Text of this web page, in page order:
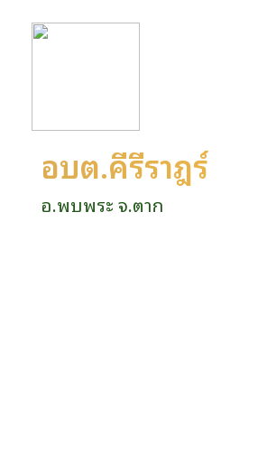
อบต.คีรีราษฎร์
อ.พบพระ จ.ตาก